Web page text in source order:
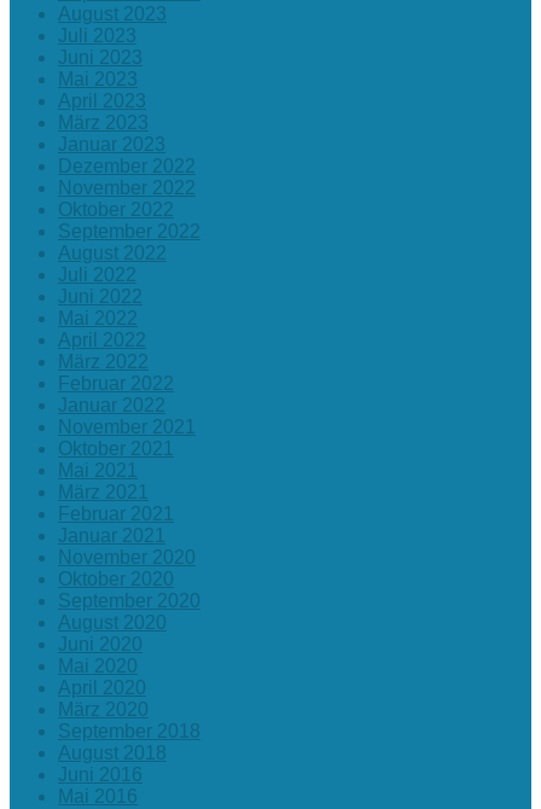
August 2023
Juli 2023
Juni 2023
Mai 2023
April 2023
März 2023
Januar 2023
Dezember 2022
November 2022
Oktober 2022
September 2022
August 2022
Juli 2022
Juni 2022
Mai 2022
April 2022
März 2022
Februar 2022
Januar 2022
November 2021
Oktober 2021
Mai 2021
März 2021
Februar 2021
Januar 2021
November 2020
Oktober 2020
September 2020
August 2020
Juni 2020
Mai 2020
April 2020
März 2020
September 2018
August 2018
Juni 2016
Mai 2016